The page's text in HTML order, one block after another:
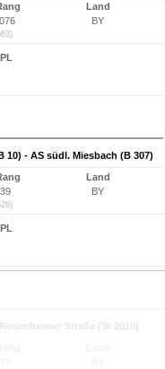
Land
BY
10) - AS südl. Miesbach (B 307)
Land
BY
Straße (St 2010)